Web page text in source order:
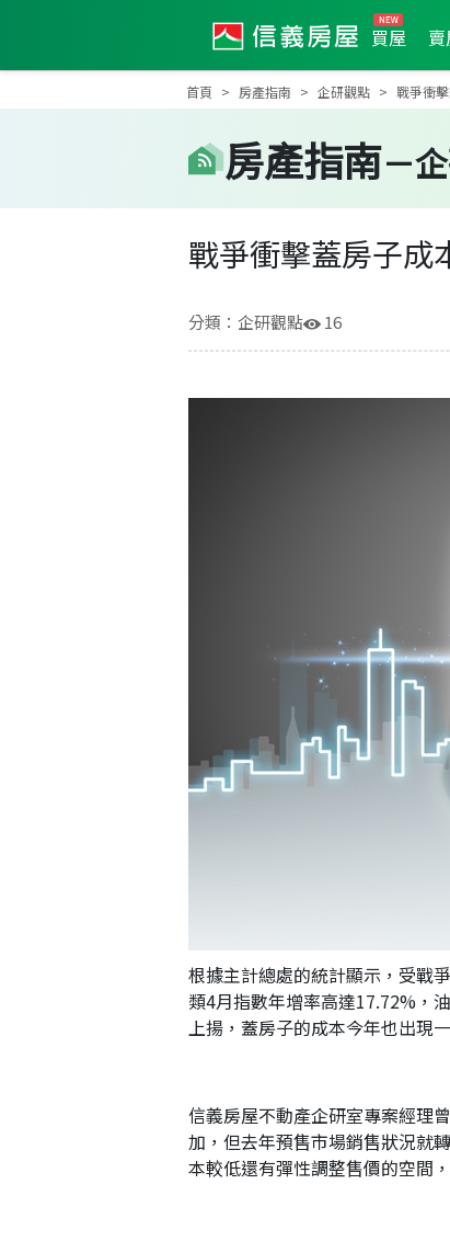
買屋
首頁 房產指南 企研觀點 戰爭衝
房產指南－
戰爭衝擊蓋房子成
分類： 企研觀點 16
根據主計總處的統計顯示，受戰
類4月指數年增率高達17.72%，
上揚，蓋房子的成本今年也出現
信義房屋不動產企研室專案經理
加，但去年預售市場銷售狀況就
本較低還有彈性調整售價的空間